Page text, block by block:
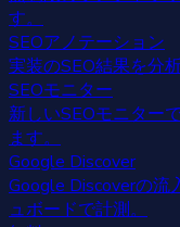
す。
SEOアノテーション
実装のSEO結果を分析
SEOモニター
新しいSEOモニター
ます。
Google Discover
Google Discoverの流
ュボードで計測。